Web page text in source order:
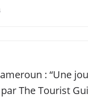
: “Une
par The Tourist